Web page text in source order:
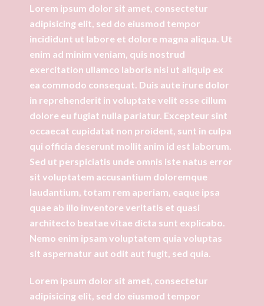
Lorem ipsum dolor sit amet, consectetur
adipisicing elit, sed do eiusmod tempor
incididunt ut labore et dolore magna aliqua. Ut
enim ad minim veniam, quis nostrud
exercitation ullamco laboris nisi ut aliquip ex
ea commodo consequat. Duis aute irure dolor
in reprehenderit in voluptate velit esse cillum
dolore eu fugiat nulla pariatur. Excepteur sint
occaecat cupidatat non proident, sunt in culpa
qui officia deserunt mollit anim id est laborum.
Sed ut perspiciatis unde omnis iste natus error
sit voluptatem accusantium doloremque
laudantium, totam rem aperiam, eaque ipsa
quae ab illo inventore veritatis et quasi
architecto beatae vitae dicta sunt explicabo.
Nemo enim ipsam voluptatem quia voluptas
sit aspernatur aut odit aut fugit, sed quia.
Lorem ipsum dolor sit amet, consectetur
adipisicing elit, sed do eiusmod tempor